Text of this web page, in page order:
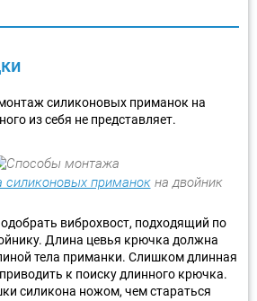
силиконовых приманок на
из себя не представляет.
приманокна двойник
виброхвост, подходящий по
Длина цевья крючка должна
тела приманки. Слишком длинная
к поиску длинного крючка.
силикона ножом, чем стараться